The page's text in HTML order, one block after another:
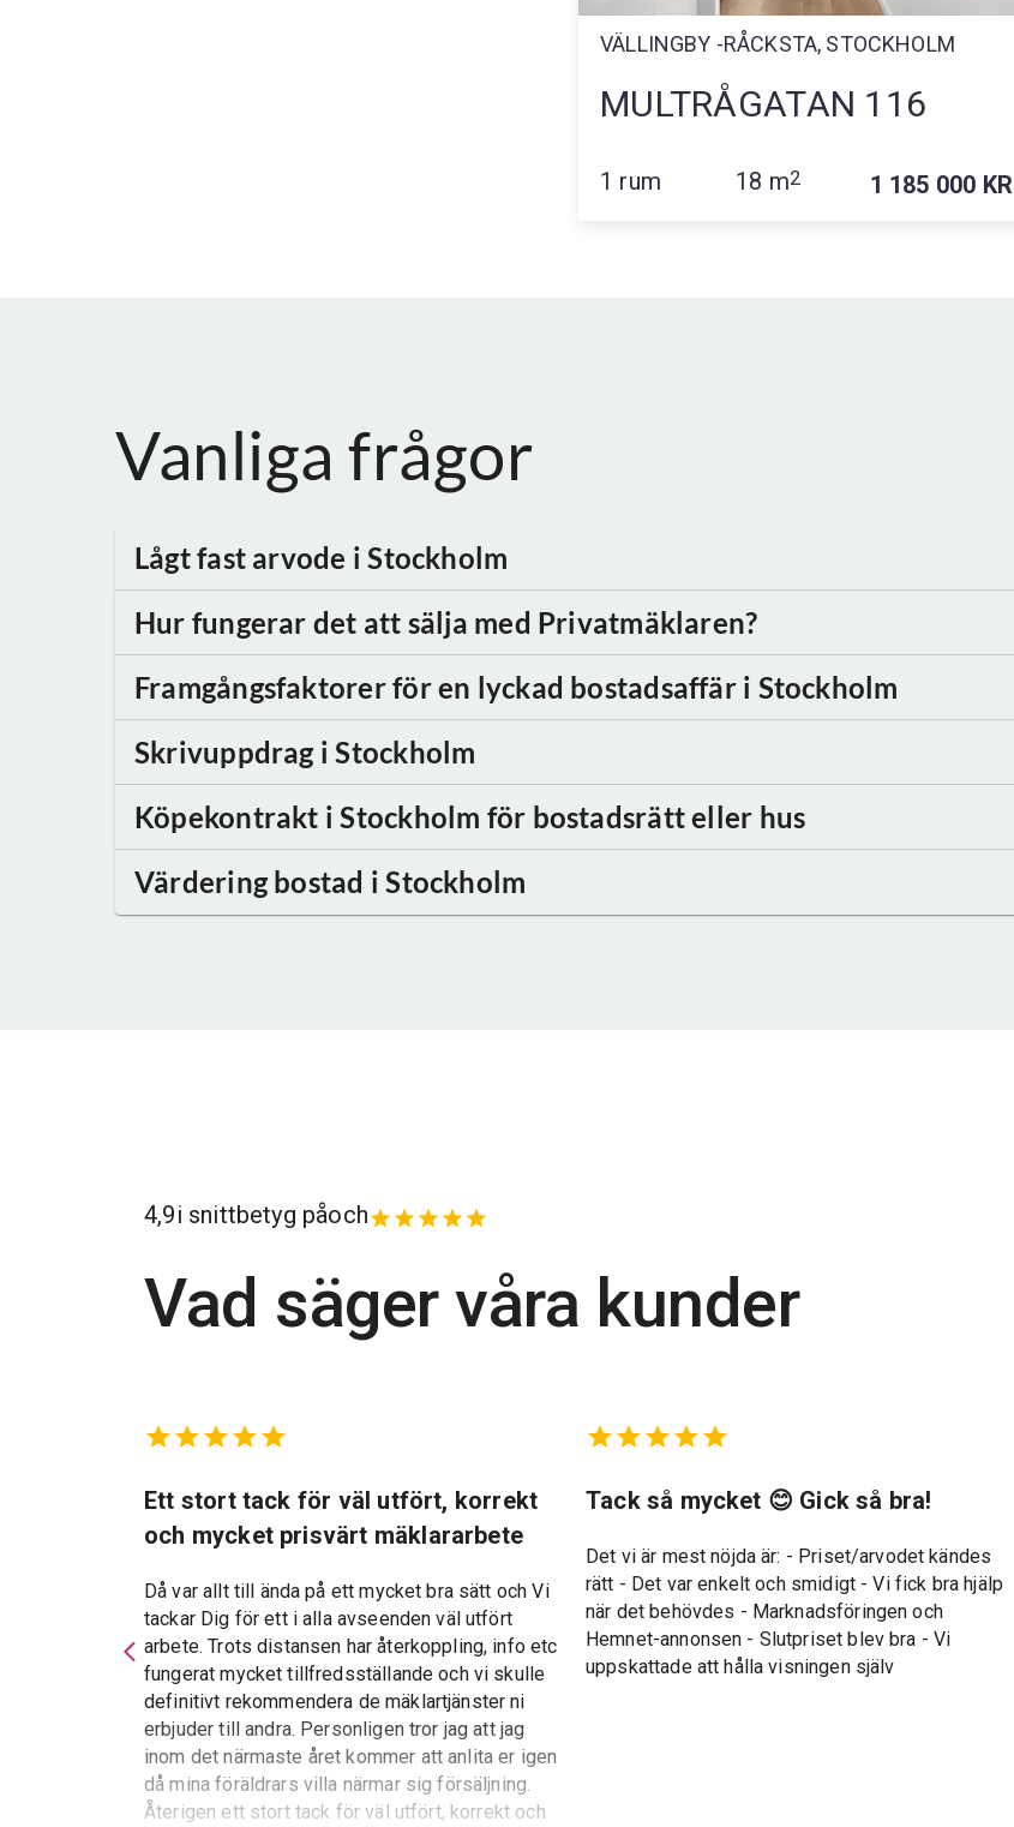
VÄLLINGBY -RÅCKSTA, STOCKHOLM
MULTRÅGATAN 116
1 rum 18 m2 1 185 000 KR
Vanliga frågor
Lågt fast arvode i Stockholm
Hur fungerar det att sälja med Privatmäklaren?
Framgångsfaktorer för en lyckad bostadsaffär i Stockholm
Skrivuppdrag i Stockholm
Köpekontrakt i Stockholm för bostadsrätt eller hus
Värdering bostad i Stockholm
4,9i snittbetyg påoch
Vad säger våra kunder
Ett stort tack för väl utfört, korrekt
och mycket prisvärt mäklararbete
Då var allt till ända på ett mycket bra sätt och Vi
tackar Dig för ett i alla avseenden väl utfört
arbete. Trots distansen har återkoppling, info etc
fungerat mycket tillfredsställande och vi skulle
definitivt rekommendera de mäklartjänster ni
erbjuder till andra. Personligen tror jag att jag
inom det närmaste året kommer att anlita er igen
då mina föräldrars villa närmar sig försäljning.
Återigen ett stort tack för väl utfört, korrekt och
Tack så mycket 😊 Gick så bra!
Det vi är mest nöjda är: - Priset/arvodet kändes
rätt - Det var enkelt och smidigt - Vi fick bra hjälp
när det behövdes - Marknadsföringen och
Hemnet-annonsen - Slutpriset blev bra - Vi
uppskattade att hålla visningen själv